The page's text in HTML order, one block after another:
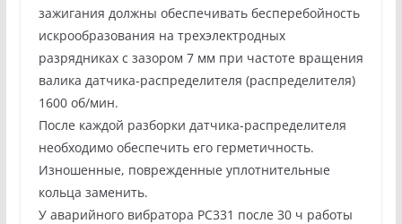
зажигания должны обеспечивать бесперебойность
искрообразования на трехэлектродных
разрядниках с зазором 7 мм при частоте вращения
валика датчика-распределителя (распределителя)
1600 об/мин.
После каждой разборки датчика-распределителя
необходимо обеспечить его герметичность.
Изношенные, поврежденные уплотнительные
кольца заменить.
У аварийного вибратора РС331 после 30 ч работы